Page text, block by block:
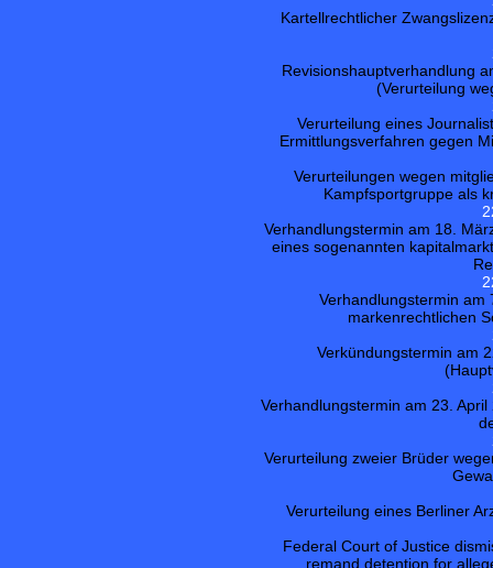
Kartellrechtlicher
Revisionshauptverhandlung
(Verurteilung
Verurteilung eines
Ermittlungsverfahren gegen
Verurteilungen wegen
Kampfsportgruppe als
Verhandlungstermin am 18.
eines sogenannten
Verhandlungstermin am
markenrechtlichen
Verkündungstermin am
Verhandlungstermin am 23.
Verurteilung zweier Brüder
Verurteilung eines Berliner
Federal Court of Justice
remand detention for